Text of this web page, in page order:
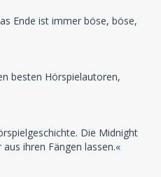
Ende ist immer böse, böse,
besten Hörspielautoren,
Die Midnight
ihren Fängen lassen.«